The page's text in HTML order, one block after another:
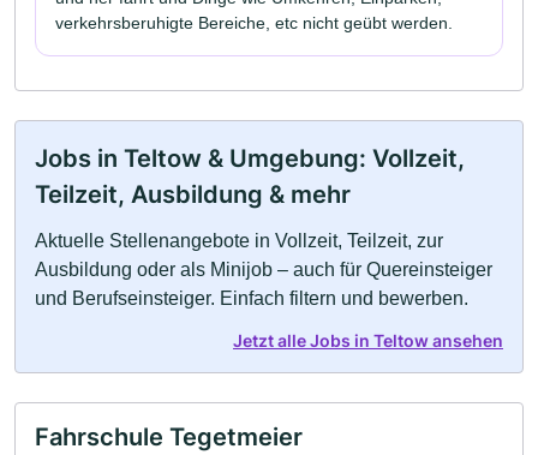
verkehrsberuhigte Bereiche, etc nicht geübt werden.
Jobs in Teltow & Umgebung: Vollzeit,
Teilzeit, Ausbildung & mehr
Aktuelle Stellenangebote in Vollzeit, Teilzeit, zur
Ausbildung oder als Minijob – auch für Quereinsteiger
und Berufseinsteiger. Einfach filtern und bewerben.
Jetzt alle Jobs in Teltow ansehen
Fahrschule Tegetmeier